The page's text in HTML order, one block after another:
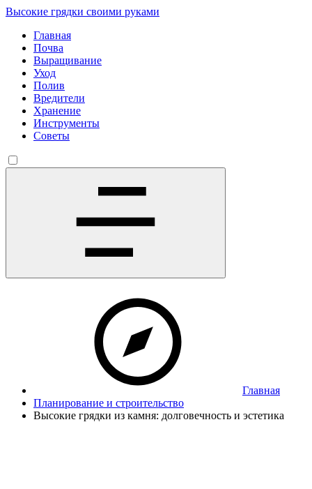
Высокие грядки своими руками
Главная
Почва
Выращивание
Уход
Полив
Вредители
Хранение
Инструменты
Советы
Главная
Планирование и строительство
Высокие грядки из камня: долговечность и эстетика